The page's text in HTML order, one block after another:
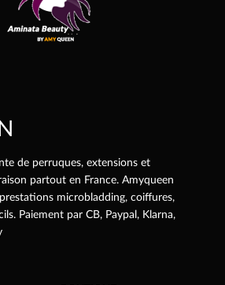
de perruques, extensions et
partout en France. Amyqueen
microbladding, coiffures,
Paiement par CB, Paypal, Klarna,